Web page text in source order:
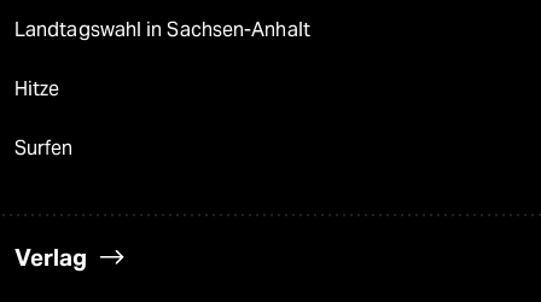
Landtagswahl in Sachsen-Anhalt
Hitze
Surfen
Verlag